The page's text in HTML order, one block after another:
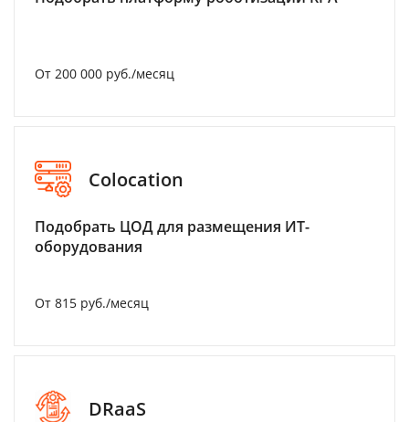
От 200 000 руб./месяц
Colocation
Подобрать ЦОД для размещения ИТ-
оборудования
От 815 руб./месяц
DRaaS